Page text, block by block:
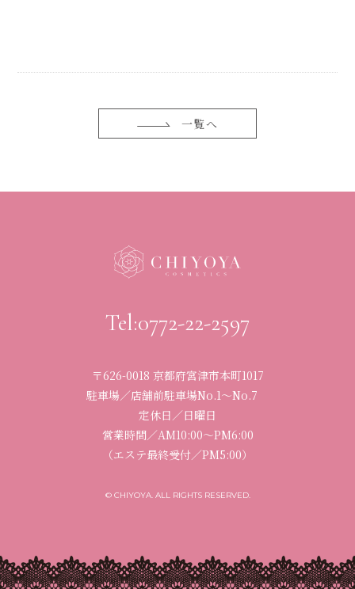
一覧へ
Tel:0772-22-2597
〒626-0018 京都府宮津市本町1017
駐車場／店舗前駐車場No.1〜No.7
定休日／日曜日
営業時間／AM10:00〜PM6:00
（エステ最終受付／PM5:00）
© CHIYOYA. ALL RIGHTS RESERVED.